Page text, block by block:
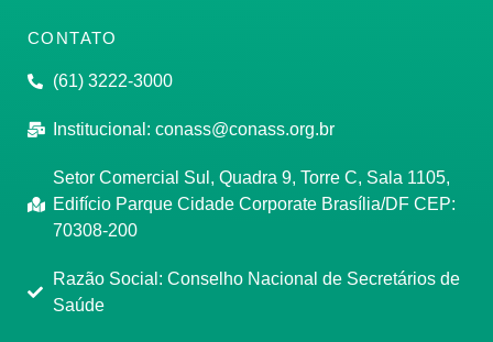
CONTATO
(61) 3222-3000
Institucional: conass@conass.org.br
Setor Comercial Sul, Quadra 9, Torre C, Sala 1105,
Edifício Parque Cidade Corporate Brasília/DF CEP:
70308-200
Razão Social: Conselho Nacional de Secretários de
Saúde